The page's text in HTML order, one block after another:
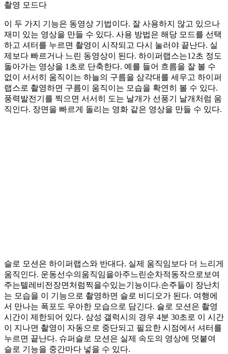
촬영 모드다
이 두 가지 기능은 동영상 기법이다. 잘 사용하지 않고 있으나
재미 있는 영상을 만들 수 있다. 사용 방법은 해당 모드를 선택
하고 셔터를 누르면 촬영이 시작되고 다시 눌러야 끝난다. 실
제보다 빠르거나 느린 동영상이 된다. 하이퍼랩스는12초 정도
돌아가는 영상을 1초로 단축한다. 예를 들어 흐름을 잘 볼 수
없이 서서히 움직이는 하늘의 구름을 삼각대를 세우고 하이퍼
랩스로 촬영하면 구름이 움직이는 모습을 확연히 볼 수 있다.
풍력발전기를 찍으면 서서히 도는 날개가 선풍기 날개처럼 움
직인다. 장면을 빠르게 돌리는 영화 같은 영상을 만들 수 있다.
슬로 모션은 하이퍼랩스와 반대다. 실제 움직임보다 더 느리게
움직인다. 운동선수의움직임을아주느린순차적동작으로보여
주는텔레비전장면처럼찍을수있는기능이다.손주들이 장난치
는 모습을 이 기능으로 촬영하면 슬로 비디오가 된다. 여행에
서 만나는 폭포도 우아한 모습으로 담긴다. 슬로 모션은 촬영
시간이 제한되어 있다. 삼성 갤럭시의 경우 4분 30초로 이 시간
이 지나면 촬영이 자동으로 중단되고 필요한 시점에서 셔터를
누르면 끝난다. 슈퍼슬로 모션은 실제 속도의 영상에 덧붙여
슬로 기능을 중간마다 넣을 수 있다.